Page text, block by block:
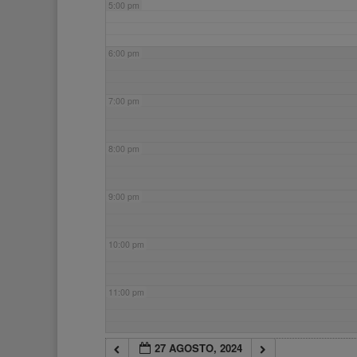
5:00 pm
6:00 pm
7:00 pm
8:00 pm
9:00 pm
10:00 pm
11:00 pm
27 AGOSTO, 2024